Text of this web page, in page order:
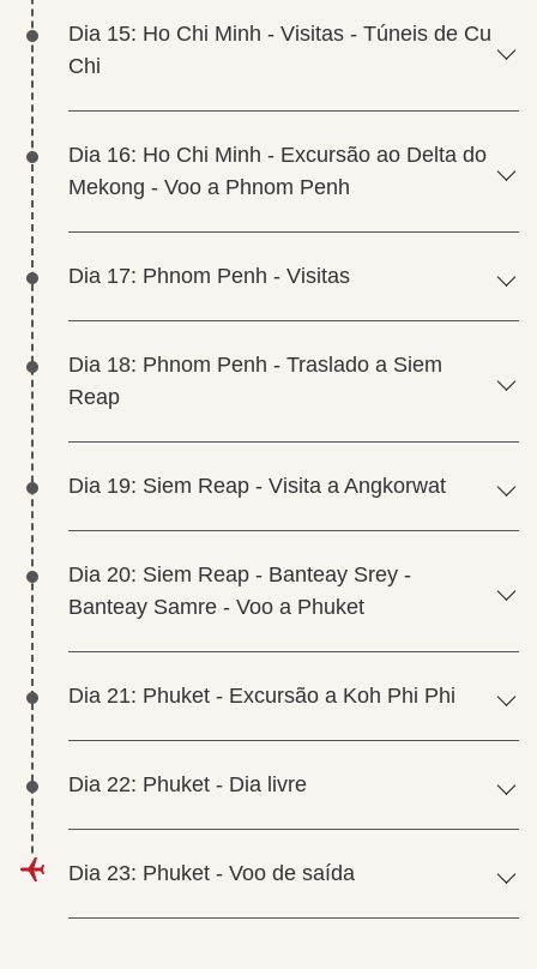
Dia 15: Ho Chi Minh - Visitas - Túneis de Cu
Chi
Dia 16: Ho Chi Minh - Excursão ao Delta do
Mekong - Voo a Phnom Penh
Dia 17: Phnom Penh - Visitas
Dia 18: Phnom Penh - Traslado a Siem
Reap
Dia 19: Siem Reap - Visita a Angkorwat
Dia 20: Siem Reap - Banteay Srey -
Banteay Samre - Voo a Phuket
Dia 21: Phuket - Excursão a Koh Phi Phi
Dia 22: Phuket - Dia livre
Dia 23: Phuket - Voo de saída